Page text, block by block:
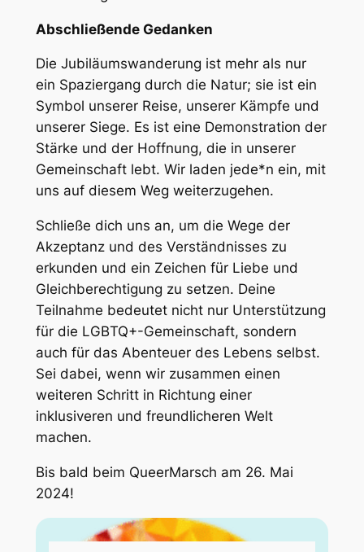
Abschließende Gedanken
Die Jubiläumswanderung ist mehr als nur
ein Spaziergang durch die Natur; sie ist ein
Symbol unserer Reise, unserer Kämpfe und
unserer Siege. Es ist eine Demonstration der
Stärke und der Hoffnung, die in unserer
Gemeinschaft lebt. Wir laden jede*n ein, mit
uns auf diesem Weg weiterzugehen.
Schließe dich uns an, um die Wege der
Akzeptanz und des Verständnisses zu
erkunden und ein Zeichen für Liebe und
Gleichberechtigung zu setzen. Deine
Teilnahme bedeutet nicht nur Unterstützung
für die LGBTQ+-Gemeinschaft, sondern
auch für das Abenteuer des Lebens selbst.
Sei dabei, wenn wir zusammen einen
weiteren Schritt in Richtung einer
inklusiveren und freundlicheren Welt
machen.
Bis bald beim QueerMarsch am 26. Mai
2024!